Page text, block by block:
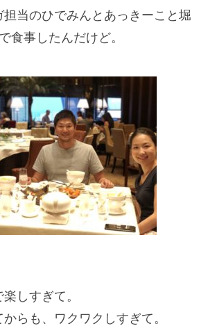
当のひでみんとあっきーこと堀
食事したんだけど。
しすぎて。
らも、ワクワクしすぎて。